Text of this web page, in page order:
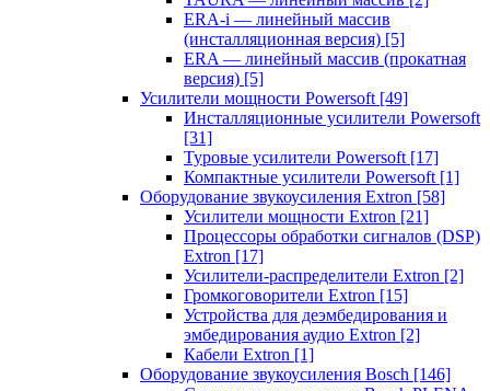
ERA-i — линейный массив
(инсталляционная версия) [5]
ERA — линейный массив (прокатная
версия) [5]
Усилители мощности Powersoft [49]
Инсталляционные усилители Powersoft
[31]
Туровые усилители Powersoft [17]
Компактные усилители Powersoft [1]
Оборудование звукоусиления Extron [58]
Усилители мощности Extron [21]
Процессоры обработки сигналов (DSP)
Extron [17]
Усилители-распределители Extron [2]
Громкоговорители Extron [15]
Устройства для деэмбедирования и
эмбедирования аудио Extron [2]
Кабели Extron [1]
Оборудование звукоусиления Bosch [146]